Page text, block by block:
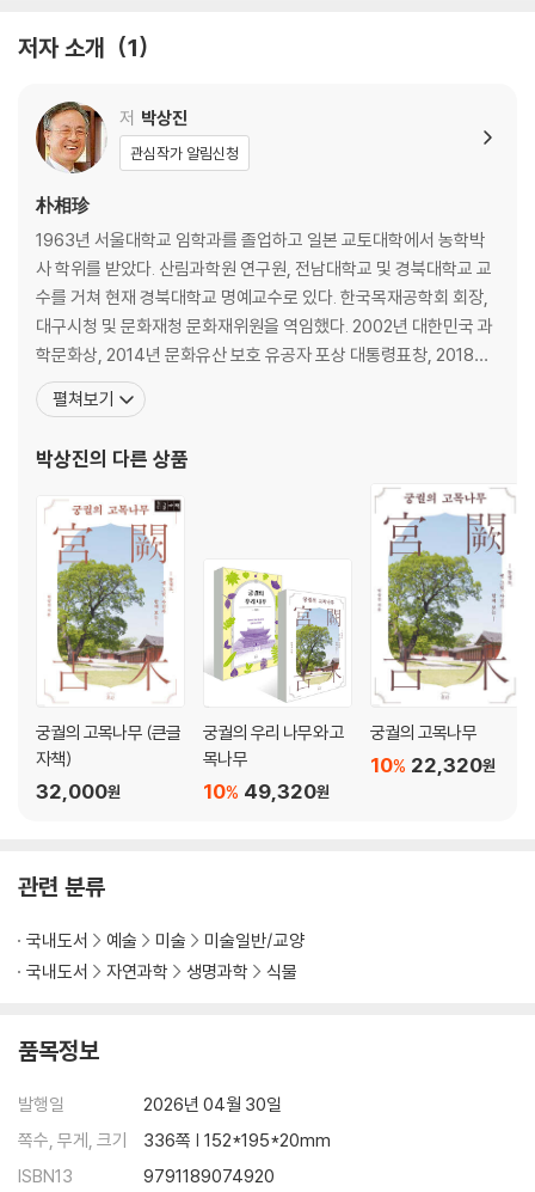
아이들 간식 되었을, 자두나무 _신윤복, 〈무녀신무〉
공자님 가르침을 기리는, 은행나무 _이유신, 〈행정추상〉
사시사철 푸른 가리개, 사철나무 _김홍도, 〈후원유연〉
개울가의 여인들 가리던, 왕버들 _신윤복, 〈단오풍정〉
부처님 찾는 길의 서낭당, 느릅나무 _신윤복, 〈문종심사〉
절 앞에서 위엄 더하는, 측백나무 _정선, 〈사문탈사〉
꽃 지면 매실 가득할, 매화나무 _전기, 〈매화초옥도〉
제주 과수원에서 기르던, 귤나무 _김남길, 〈고원방고〉
북방 변경의 군수물자이던, 싸리 _작자 미상, 〈수책거적도〉
3장 나무로 담은 화가의 뜻
줄기에 고된 삶 새겨진, 물푸레나무 _김득신, 〈수하일가도〉
우리 산 어디에나 흔한, 서어나무 _조영석, 〈나무 깎기〉
감도는 봄기운을 전하는, 진달래 _신윤복, 〈상춘야흥〉
봄의 절정에 만개한, 살구나무 _신윤복, 〈사시장춘〉
금슬 좋은 부부 같은, 자귀나무 _김후신, 〈압안도〉
세한송백처럼 변함없는, 소나무(곰솔) _김정희, 〈세한도〉
빽빽이 숲 이루는, 잣나무 _정선, 〈화강백전〉
굽이굽이 휘어 그려진, 향나무 _정선, 〈노백도〉
일본에서나 볼 수 있던, 애기동백 _이암, 〈화조묘구도〉
양반가 뒤뜰의 운치 더했을, 돌배나무 _이암, 〈화조구자도〉
힘차게 죽순 올리는, 대나무 _유덕장, 〈묵죽도〉
제주도와 일본에 자생하는, 목련 _이의양, 〈화림채금〉
홍일점의 어원이 된 붉은 꽃, 석류나무 _심사정, 〈꾀꼬리〉
토종 사과나무였던, 능금나무 _신한평, 〈화조도〉
5장 옛 그림 속 뜰과 숲
정선의 정원 한가운데, 머루 _정선, 〈인곡유거〉
선비의 공간 속, 전나무·은행나무·능수버들 _정선, 〈임천고암〉
고목나무로 흔히 자라는, 느티나무 _정선, 〈노재상한취도〉
대갓집 별서의 어느 여름날, 등나무 _이인문, 〈대택아회〉
선경으로 가는 입구, 마삭줄 _이인문, 〈연정수업〉
저자 소개 1
저 박상진
관심작가 알림신청
朴相珍
1963년 서울대학교 임학과를 졸업하고 일본 교토대학에서 농학박
사 학위를 받았다. 산림과학원 연구원, 전남대학교 및 경북대학교 교
수를 거쳐 현재 경북대학교 명예교수로 있다. 한국목재공학회 회장,
대구시청 및 문화재청 문화재위원을 역임했다. 2002년 대한민국 과
학문화상, 2014년 문화유산 보호 유공자 포상 대통령표창, 2018년
롯데출판문화대상 본상을 받았다. 저서로는 『궁궐의 고목나무』, 『청
와대의 나무들』, 『청와대의 나무와 풀꽃』, 『우리 나무 이름 사전』, 『궁
나무 답사기』, 『나무에 새
펼쳐보기
박상진의 다른 상품
궁궐의 고목나무 (큰글
자책)
32,000원
궁궐의 우리 나무와 고
목나무
49,320원
10%
궁궐의 고목나무
22,320원
10%
관련 분류
국내도서 예술 미술
미술일반/교양
국내도서
자연과학 생명과학 식물
품목정보
발행일
2026년 04월 30일
쪽수, 무게, 크기
336쪽 | 152*195*20mm
ISBN13
9791189074920